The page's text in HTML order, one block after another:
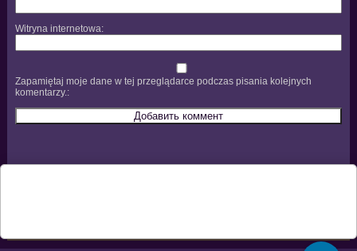
Witryna internetowa
Zapamiętaj moje dane w tej przeglądarce podczas pisania kolejnych
komentarzy.